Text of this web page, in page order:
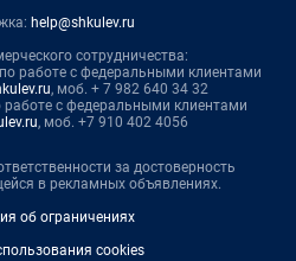
help@shkulev.ru
сотрудничества:
работе с федеральными клиентами
, моб. + 7 982 640 34 32
работе с федеральными клиентами
, моб. +7 910 402 4056
за достоверность
в рекламных объявлениях.
об ограничениях
cookies